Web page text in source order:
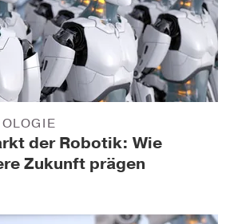
der Robotik: Wie
Zukunft prägen